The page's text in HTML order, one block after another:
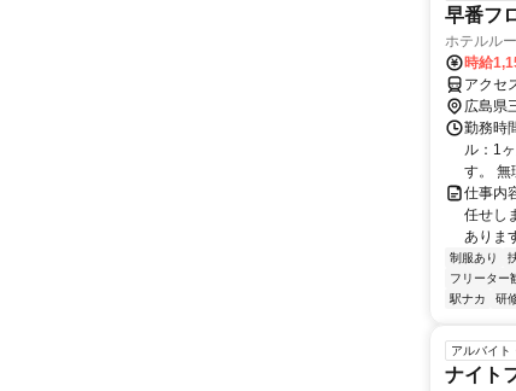
早番フ
ホテルル
時給
アクセ
広島県
勤務時
ル：1
す。 無
仕事内
任せし
ありま
制服あり
フリーター
駅ナカ
研
アルバイト
ナイト